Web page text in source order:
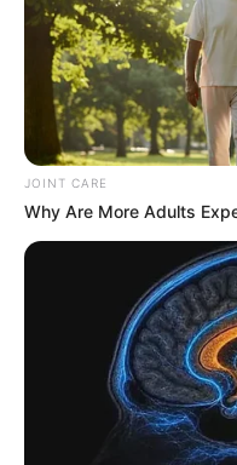
JOINT CARE
Why Are More Adults